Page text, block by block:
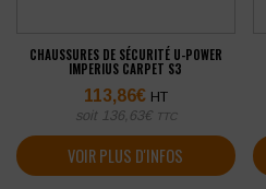
CHAUSSURES DE SÉCURITÉ U-POWER
IMPERIUS CARPET S3
113,86€ HT
soit 136,63€ TTC
VOIR PLUS D'INFOS